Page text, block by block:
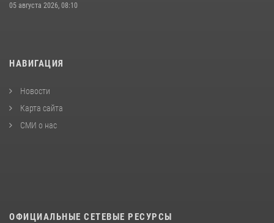
05 августа 2026, 08:10
НАВИГАЦИЯ
Новости
Карта сайта
СМИ о нас
ОФИЦИАЛЬНЫЕ СЕТЕВЫЕ РЕСУРСЫ